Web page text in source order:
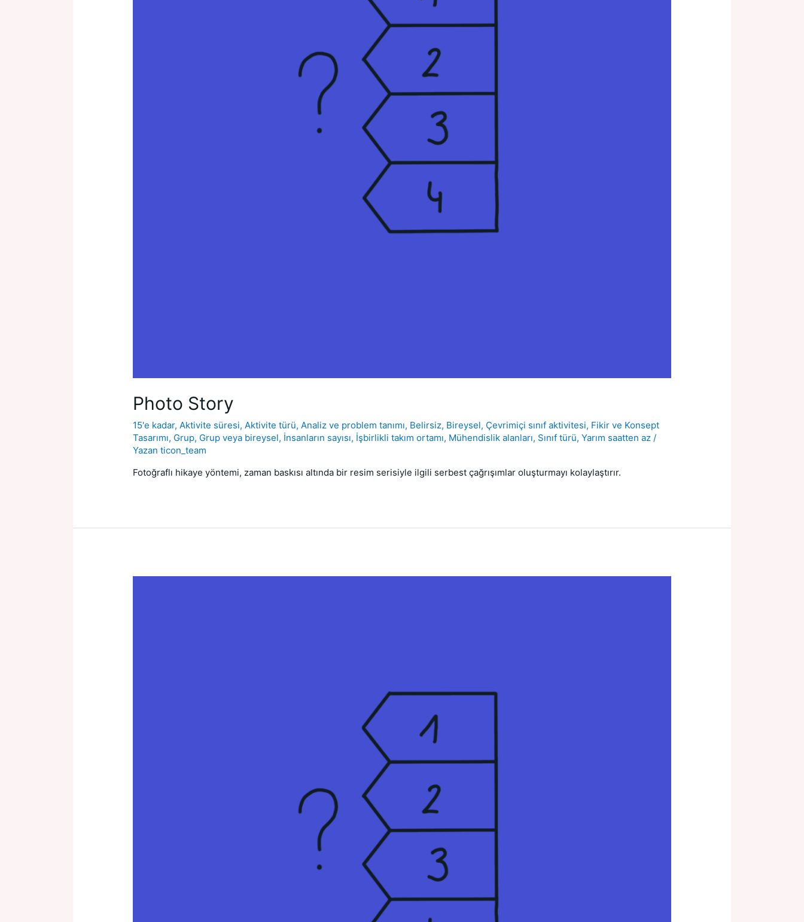
Photo Story
15'e kadar, Aktivite süresi, Aktivite türü, Analiz ve problem tanımı, Belirsiz, Bireysel, Çevrimiçi sınıf aktivitesi, Fikir ve Konsept
Tasarımı, Grup, Grup veya bireysel, İnsanların sayısı, İşbirlikli takım ortamı, Mühendislik alanları, Sınıf türü,Yarım saatten az /
Yazan ticon_team
Fotoğraflı hikaye yöntemi, zaman baskısı altında bir resim serisiyle ilgili serbest çağrışımlar oluşturmayı kolaylaştırır.